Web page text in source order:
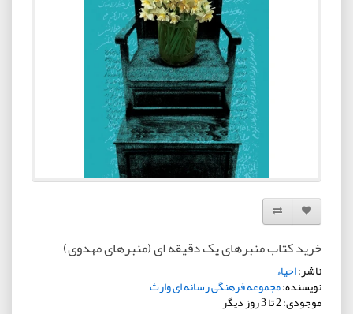
افزودن به لیست دلخواه
مقایسه این محصول
خرید کتاب منبرهای یک دقیقه ای (منبرهای مهدوی)
ناشر:احیاء
نویسنده:مجموعه فرهنگی رسانه ای وارث
موجودی: 2 تا 3 روز دیگر